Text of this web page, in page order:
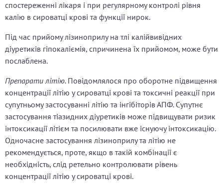
спостереженні лікаря і при регулярному контролі рівня
калію в сироватці крові та функції нирок.
Під час прийому лізиноприлу на тлі калійвивідних
діуретиків гіпокаліємія, спричинена їх прийомом, може бути
послаблена.
Препарати літію. Повідомлялося про оборотне підвищення
концентрації літію у сироватці крові та токсичні реакції при
супутньому застосуванні літію та інгібіторів АПФ. Супутнє
застосування тіазидних діуретиків може підвищувати ризик
інтоксикації літієм та посилювати вже існуючу інтоксикацію.
Одночасне застосування лізиноприлу та літію не
рекомендується, проте, якщо в такій комбінації є
необхідність, слід ретельно контролювати рівень
концентрації літію у сироватці крові.